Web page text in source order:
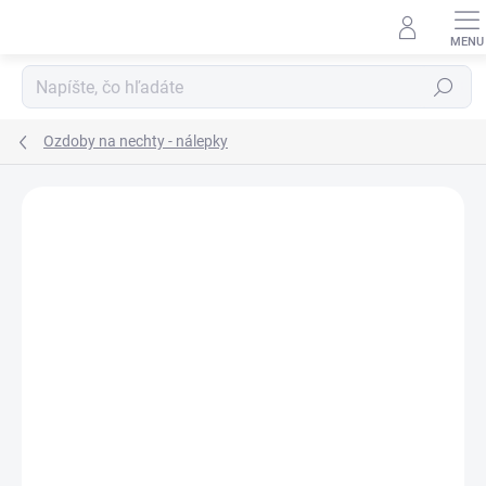
Hľadať
Ozdoby na nechty - nálepky